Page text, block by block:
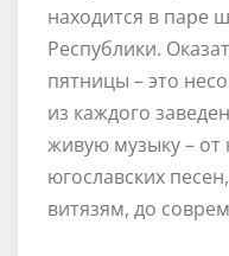
находится в паре
Республики.
пятницы – это
из каждого
живую музыку – от
югославских
витязям, до